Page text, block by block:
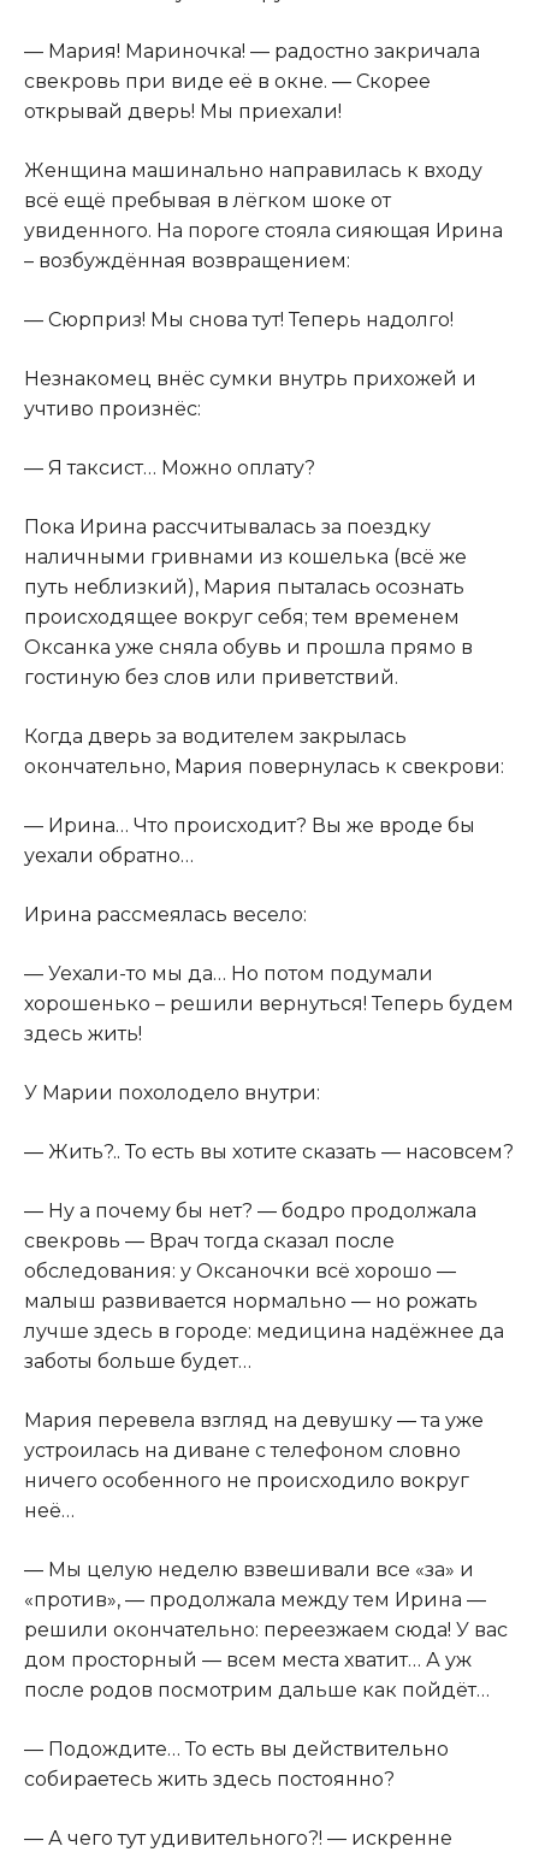
— Мария! Мариночка! — радостно закричала
свекровь при виде её в окне. — Скорее
открывай дверь! Мы приехали!
Женщина машинально направилась к входу
всё ещё пребывая в лёгком шоке от
увиденного. На пороге стояла сияющая Ирина
– возбуждённая возвращением:
— Сюрприз! Мы снова тут! Теперь надолго!
Незнакомец внёс сумки внутрь прихожей и
учтиво произнёс:
— Я таксист… Можно оплату?
Пока Ирина рассчитывалась за поездку
наличными гривнами из кошелька (всё же
путь неблизкий), Мария пыталась осознать
происходящее вокруг себя; тем временем
Оксанка уже сняла обувь и прошла прямо в
гостиную без слов или приветствий.
Когда дверь за водителем закрылась
окончательно, Мария повернулась к свекрови:
— Ирина… Что происходит? Вы же вроде бы
уехали обратно…
Ирина рассмеялась весело:
— Уехали-то мы да… Но потом подумали
хорошенько – решили вернуться! Теперь будем
здесь жить!
У Марии похолодело внутри:
― Жить?.. То есть вы хотите сказать ― насовсем?
― Ну а почему бы нет? ― бодро продолжала
свекровь ― Врач тогда сказал после
обследования: у Оксаночки всё хорошо ―
малыш развивается нормально ― но рожать
лучше здесь в городе: медицина надёжнее да
заботы больше будет…
Мария перевела взгляд на девушку ― та уже
устроилась на диване с телефоном словно
ничего особенного не происходило вокруг
неё…
― Мы целую неделю взвешивали все «за» и
«против», ― продолжала между тем Ирина ―
решили окончательно: переезжаем сюда! У вас
дом просторный ― всем места хватит… А уж
после родов посмотрим дальше как пойдёт…
― Подождите… То есть вы действительно
собираетесь жить здесь постоянно?
― А чего тут удивительного?! ― искренне